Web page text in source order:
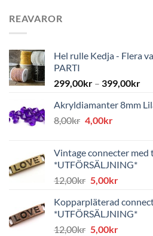
REAVAROR
Hel rulle Kedja - Flera
PARTI
299,00kr – 399,00kr
Akryldiamanter 8mm
8,00kr Det
var:
8,00kr.
4,00krDet
är:
4,00kr.
Vintage connecter med
*UTFÖRSÄLJNING*
12,00kr Det
priset
var:
12,00kr.
5,00krDet
priset
är:
5,00kr.
Kopparpläterad
*UTFÖRSÄLJNING*
12,00kr Det
5,00krDet